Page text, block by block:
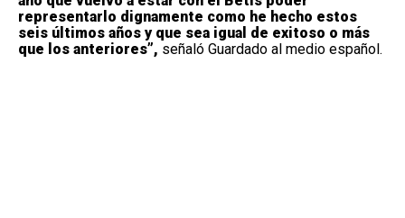
representarlo dignamente como he hecho estos
seis últimos años y que sea igual de exitoso o más
que los anteriores”, señaló Guardado al medio español.